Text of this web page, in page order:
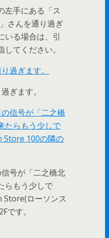
左手にある「ス
さんを通り過ぎ
いる場合は、引
てください。
ぎます。
号が「二之橋北
らもう少しで
Store(ローソンス
です。